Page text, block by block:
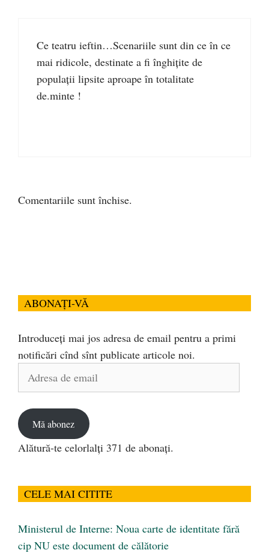
Ce teatru ieftin…Scenariile sunt din ce în ce
mai ridicole, destinate a fi înghițite de
populații lipsite aproape în totalitate
de.minte !
Comentariile sunt închise.
ABONAȚI-VĂ
Introduceți mai jos adresa de email pentru a primi
notificări cînd sînt publicate articole noi.
Adresa
Mă abonez
Alătură-te celorlalți 371 de abonați.
CELE MAI CITITE
Ministerul de Interne: Noua carte de identitate fără
cip NU este document de călătorie